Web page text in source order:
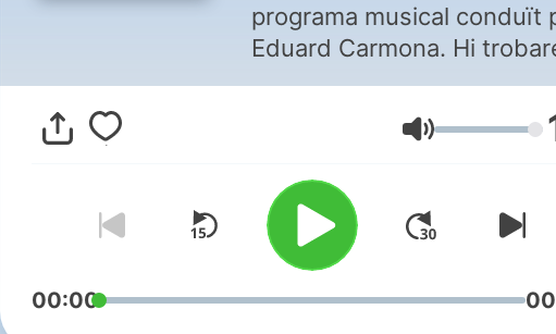
programa musical conduït
Eduard Carmona. Hi
una selecció de músiques
sensibles per baixar
revolucions, perquè triar
quedar-se a casa, sigui
una molt bona opció.
Volumen
00:00